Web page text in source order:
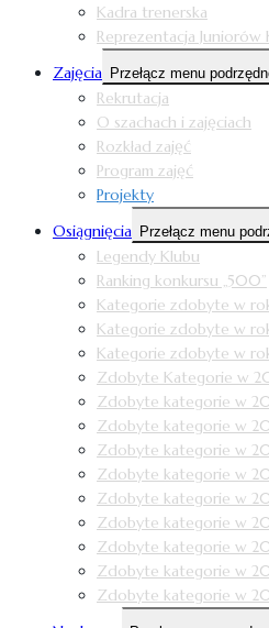
Kadra trenerska
Reprezentacja Juniorów
Zajęcia Przełącz menu
Rekrutacja
O szachach i zajęciach
Rozkład zajęć
Program zajęć
Projekty
Osiągnięcia Przełącz menu
Legendy Klubu
Ranking konkursu „500”
Kategorie zdobyte w
Kategorie zdobyte w
Kategorie zdobyte w
Zdobyte Kategorie w
Zdobyte kategorie w
Zdobyte kategorie w
Zdobyte kategorie w
Zdobyte kategorie w
Zdobyte kategorie w
Zdobyte kategorie w
Zdobyte kategorie w
Zdobyte kategorie w
Zdobyte kategorie w